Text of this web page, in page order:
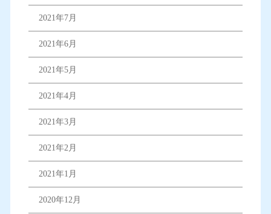
2021年7月
2021年6月
2021年5月
2021年4月
2021年3月
2021年2月
2021年1月
2020年12月